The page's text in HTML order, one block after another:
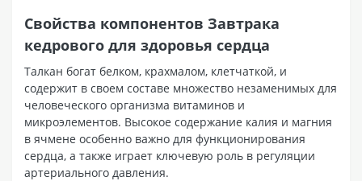
Свойства компонентов Завтрака
кедрового для здоровья сердца
Талкан богат белком, крахмалом, клетчаткой, и
содержит в своем составе множество незаменимых для
человеческого организма витаминов и
микроэлементов. Высокое содержание калия и магния
в ячмене особенно важно для функционирования
сердца, а также играет ключевую роль в регуляции
артериального давления.